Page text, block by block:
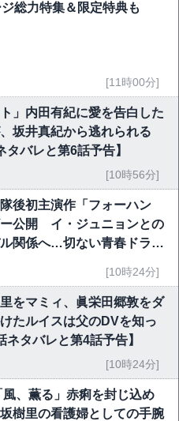
総力特集＆限定特典も
[11時00分]
ト」内田有紀に愛を告白した
坂井真紀から逃れられる
タバレと第6話予告】
[10時56分]
後初主演作「フォーハン
ー公開 イ・ジュニョンとの
関係へ…切ない青春ドラマ
[10時24分]
里をマミィ、眞栄田郷敦をダ
たルイスは父のDVを知っ
ネタバレと第4話予告】
[10時24分]
、薫る」赤痢を封じ込め
樹里の看護婦としての手腕